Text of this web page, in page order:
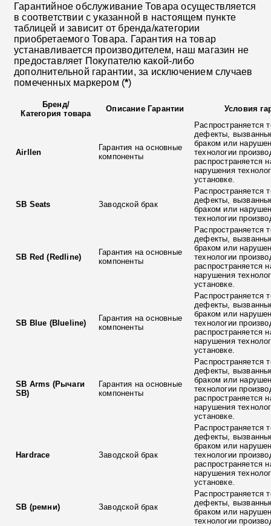
Гарантийное обслуживание Товара осуществляется
в соответствии с указанной в настоящем пункте
таблицей и зависит от бренда/категории
приобретаемого Товара. Гарантия на товар
устанавливается производителем, наш магазин не
предоставляет Покупателю какой-либо
дополнительной гарантии, за исключением случаев
помеченных маркером (*)
Бренд/
Категория товара
Описание Гарантии Условия
Airllen
Гарантия на основные
компоненты
Распространяется
дефекты,
браком или
технологии
распространяется
нарушения
установке.
SB Seats Заводской брак
Распространяется
дефекты,
браком или
технологии
SB Red (Redline)
Гарантия на основные
компоненты
Распространяется
дефекты,
браком или
технологии
распространяется
нарушения
установке.
SB Blue (Blueline)
Гарантия на основные
компоненты
Распространяется
дефекты,
браком или
технологии
распространяется
нарушения
установке.
SB Arms (Рычаги
SB)
Гарантия на основные
компоненты
Распространяется
дефекты,
браком или
технологии
распространяется
нарушения
установке.
Hardrace Заводской брак
Распространяется
дефекты,
браком или
технологии
распространяется
нарушения
установке.
SB (ремни) Заводской брак
Распространяется
дефекты,
браком или
технологии